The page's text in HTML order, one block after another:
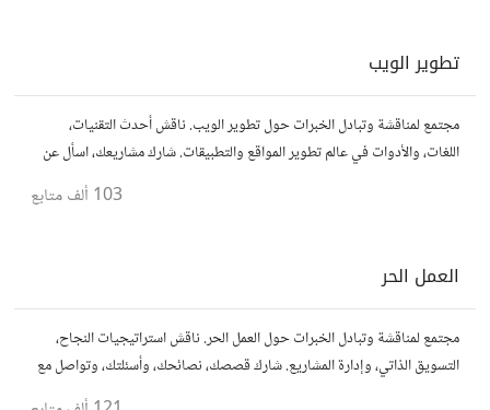
تطوير الويب
مجتمع لمناقشة وتبادل الخبرات حول تطوير الويب. ناقش أحدث التقنيات،
اللغات، والأدوات في عالم تطوير المواقع والتطبيقات. شارك مشاريعك، اسأل عن
103 ألف متابع
العمل الحر
مجتمع لمناقشة وتبادل الخبرات حول العمل الحر. ناقش استراتيجيات النجاح،
التسويق الذاتي، وإدارة المشاريع. شارك قصصك، نصائحك، وأسئلتك، وتواصل مع